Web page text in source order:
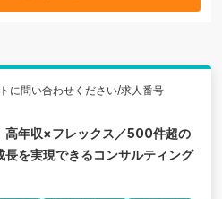
に問い合わせください/求人番号
高年収×フレックス／500件超の
を実現できるコンサルティング